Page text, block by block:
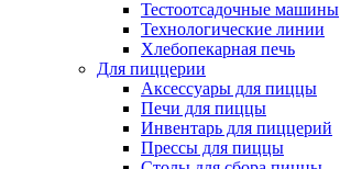
Тестоотсадочные машины
Технологические линии
Хлебопекарная печь
Для пиццерии
Аксессуары для пиццы
Печи для пиццы
Инвентарь для пиццерий
Прессы для пиццы